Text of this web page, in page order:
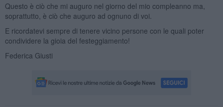
Questo è ciò che mi auguro nel giorno del mio compleanno ma,
soprattutto, è ciò che auguro ad ognuno di voi.
E ricordatevi sempre di tenere vicino persone con le quali poter
condividere la gioia del festeggiamento!
Federica Giusti